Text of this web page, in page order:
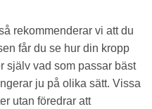
rekommenderar vi att du
får du se hur din kropp
själv vad som passar bäst
ju på olika sätt. Vissa
utan föredrar att